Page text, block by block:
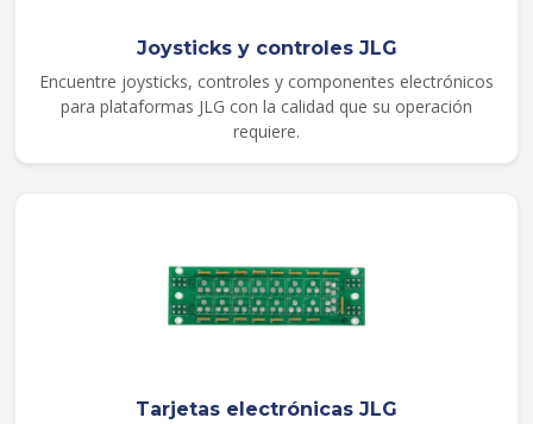
Joysticks y controles JLG
Encuentre joysticks, controles y componentes electrónicos
para plataformas JLG con la calidad que su operación
requiere.
Tarjetas electrónicas JLG